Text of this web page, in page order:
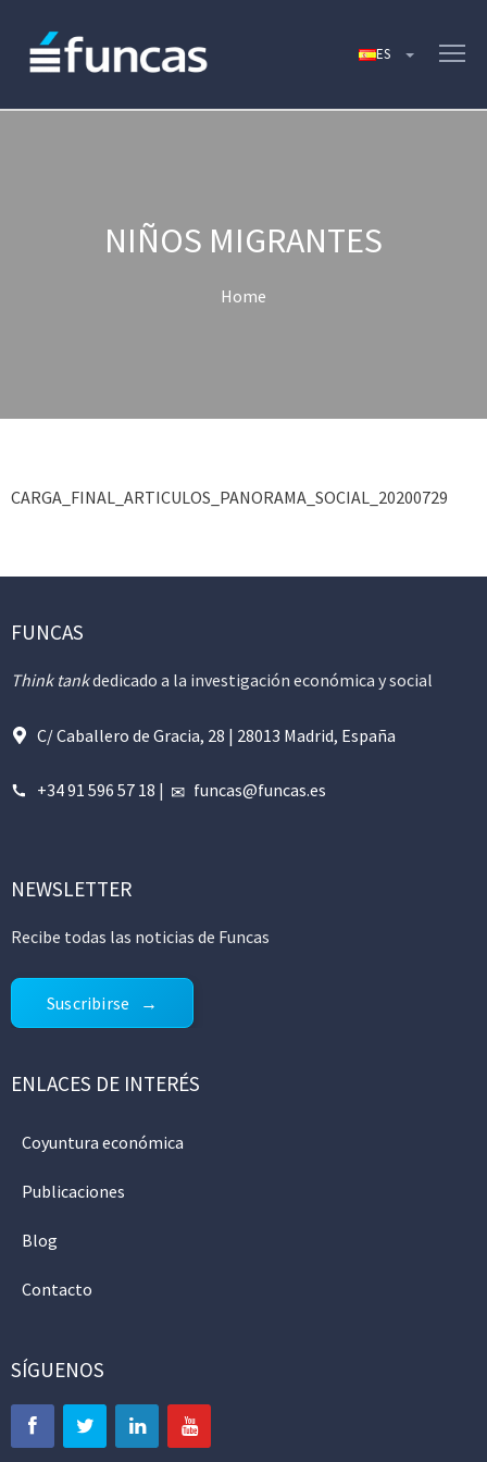
NIÑOS MIGRANTES
Home
CARGA_FINAL_ARTICULOS_PANORAMA_SOCIAL_20200729
FUNCAS
Think tankdedicado a la investigación económica y social
C/ Caballero de Gracia, 28 | 28013 Madrid, España
+34 91 596 57 18 | funcas@funcas.es
NEWSLETTER
Recibe todas las noticias de Funcas
Suscribirse
ENLACES DE INTERÉS
Coyuntura económica
Publicaciones
Blog
Contacto
SÍGUENOS